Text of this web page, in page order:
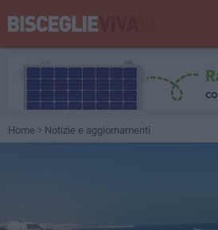
Home Notizie e aggiornamenti